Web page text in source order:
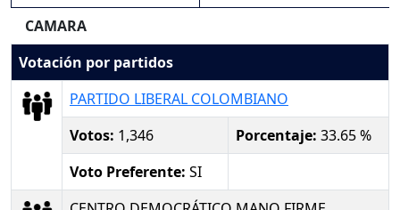
CAMARA
Votación por partidos
PARTIDO LIBERAL COLOMBIANO
Votos: 1,346 Porcentaje: 33.65 %
Voto Preferente: SI